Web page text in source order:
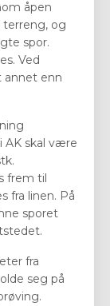
åpen
og
spor.
Ved
annet enn
AK skal være
frem til
fra linen. På
sporet
fra
seg på